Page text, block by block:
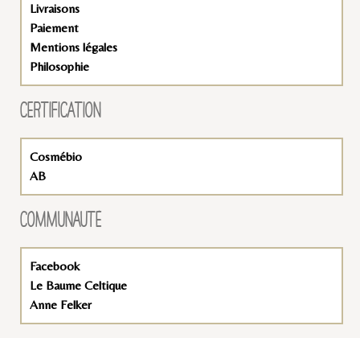
Livraisons
Paiement
Mentions légales
Philosophie
CERTIFICATION
Cosmébio
AB
COMMUNAUTÉ
Facebook
Le Baume Celtique
Anne Felker